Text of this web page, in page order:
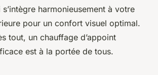
s’intègre harmonieusement à votre
pour un confort visuel optimal.
tout, un chauffage d’appoint
est à la portée de tous.